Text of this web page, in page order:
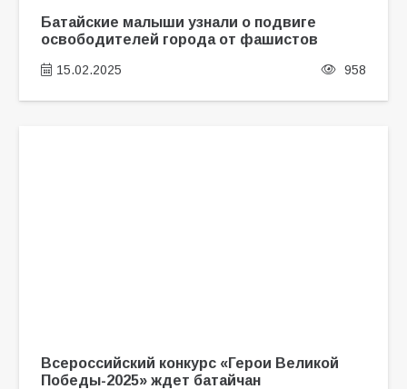
Батайские малыши узнали о подвиге
освободителей города от фашистов
15.02.2025 958
Всероссийский конкурс «Герои Великой
Победы-2025» ждет батайчан